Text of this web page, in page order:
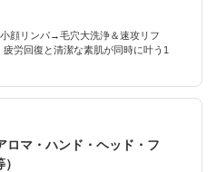
顔リンパ→毛穴大洗浄＆速攻リフ
労回復と清潔な素肌が同時に叶う1
ロマ・ハンド・ヘッド・フ
）